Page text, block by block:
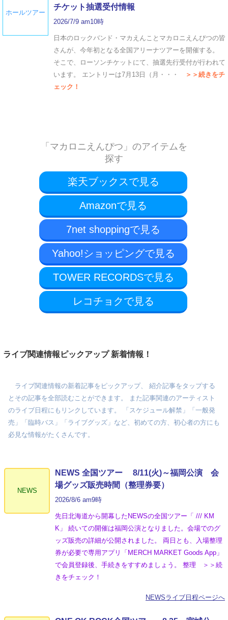
ホールツアー
チケット抽選受付情報
2026/7/9 am10時
日本のロックバンド・マカえんことマカロニえんぴつの皆
さんが、今年初となる全国アリーナツアーを開催する。
そこで、ローソンチケットにて、抽選先行受付が行われて
います。 エントリーは7月13日（月・・・
＞＞続きをチ
ェック！
「マカロニえんぴつ」のアイテムを
探す
楽天ブックスで見る
Amazonで見る
7net shoppingで見る
Yahoo!ショッピングで見る
TOWER RECORDSで見る
レコチョクで見る
ライブ関連情報ピックアップ 新着情報！
ライブ関連情報の新着記事をピックアップ、 紹介記事をタップする
とその記事を全部読むことができます。 また記事関連のアーティスト
のライブ日程にもリンクしています。 「スケジュール解禁」「一般発
売」「臨時バス」「ライブグッズ」など、初めての方、初心者の方にも
必見な情報がたくさんです。
NEWS
NEWS 全国ツアー 8/11(火)～福岡公演 会
場グッズ販売時間（整理券要）
2026/8/6 am9時
先日北海道から開幕したNEWSの全国ツアー「 /// KM
K」 続いての開催は福岡公演となりました。会場でのグ
ッズ販売の詳細が公開されました。 両日とも、入場整理
券が必要で専用アプリ「MERCH MARKET Goods App」
で会員登録後、手続きをすすめましょう。 整理 ＞＞続
きをチェック！
NEWSライブ日程ページへ